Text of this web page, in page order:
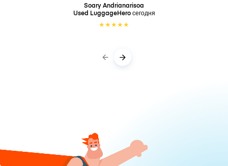
Soary Andrianarisoa
Used LuggageHeroсегодня
★★★★★